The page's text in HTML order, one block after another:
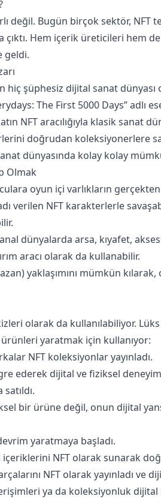
değil. Bugün birçok sektör,
Hem içerik üreticileri hem
geldi.
hiç şüphesiz dijital sanat
The First 5000 Days” adlı
NFT aracılığıyla klasik sanat
doğrudan koleksiyonerlere
dünyasında kolay kolay
Olmak
oyun içi varlıkların
verilen NFT karakterlerle
dünyalarda arsa, kıyafet,
aracı olarak da kullanabilir.
yaklaşımını mümkün
olarak da kullanılabiliyor.
yaratmak için kullanıyor:
NFT koleksiyonlar yayınladı.
ederek dijital ve fiziksel
bir ürüne değil, onun dijital
yaratmaya başladı.
içeriklerini NFT olarak sunarak
NFT olarak yayınladı ve
ya da koleksiyonluk dijital